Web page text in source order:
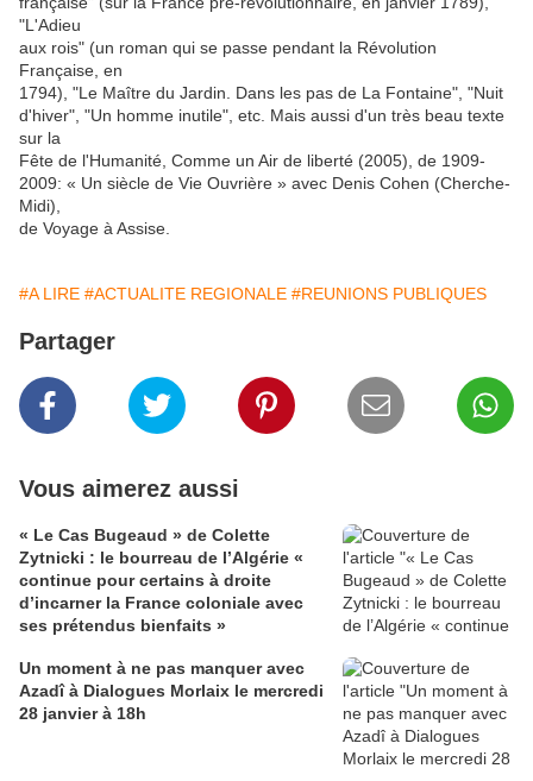
"L'Adieu
aux rois" (un roman qui se passe pendant la Révolution
Française, en
1794), "Le Maître du Jardin. Dans les pas de La Fontaine", "Nuit
d'hiver", "Un homme inutile", etc. Mais aussi d'un très beau texte
sur la
Fête de l'Humanité, Comme un Air de liberté (2005), de 1909-
2009: « Un siècle de Vie Ouvrière » avec Denis Cohen (Cherche-
Midi),
de Voyage à Assise.
#A LIRE #ACTUALITE REGIONALE #REUNIONS PUBLIQUES
Partager
Vous aimerez aussi
« Le Cas Bugeaud » de Colette
Zytnicki : le bourreau de l’Algérie «
continue pour certains à droite
d’incarner la France coloniale avec
ses prétendus bienfaits »
Un moment à ne pas manquer avec
Azadî à Dialogues Morlaix le mercredi
28 janvier à 18h